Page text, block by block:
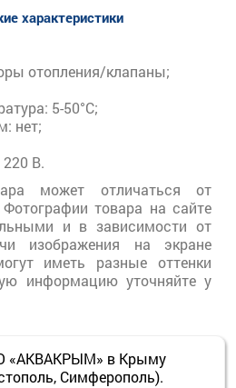
характеристики
отопления/клапаны;
5-50°С;
нет;
220 B.
может отличаться от
товара на сайте
и в зависимости от
изображения на экране
иметь разные оттенки
информацию уточняйте у
«АКВАКРЫМ» в Крыму
Симферополь).